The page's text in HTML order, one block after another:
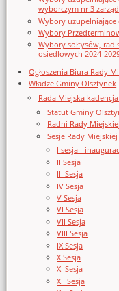
wyborczym nr 3
Wybory
Wybory
Wybory sołtysów, rad
osiedlowych 2024-
Ogłoszenia Biura Rady
Władze Gminy Olsztynek
Rada Miejska
Statut Gminy
Radni Rady
Sesje Rady
I sesja -
II Sesja
III Sesja
IV Sesja
V Sesja
VI Sesja
VII Sesja
VIII Sesja
IX Sesja
X Sesja
XI Sesja
XII Sesja